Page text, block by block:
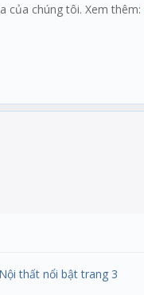
của chúng tôi. Xem thêm:
Nội thất nổi bật trang 3